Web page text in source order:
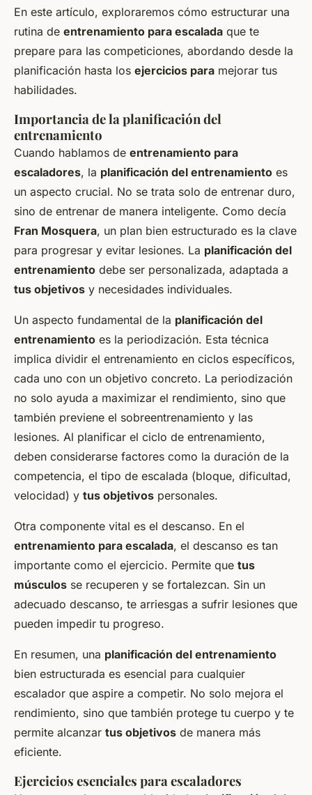
En este artículo, exploraremos cómo estructurar una
rutina de entrenamiento para escalada que te
prepare para las competiciones, abordando desde la
planificación hasta los ejercicios para mejorar tus
habilidades.
Importancia de la planificación del
entrenamiento
Cuando hablamos de entrenamiento para
escaladores, la planificación del entrenamiento es
un aspecto crucial. No se trata solo de entrenar duro,
sino de entrenar de manera inteligente. Como decía
Fran Mosquera, un plan bien estructurado es la clave
para progresar y evitar lesiones. La planificación del
entrenamiento debe ser personalizada, adaptada a
tus objetivos y necesidades individuales.
Un aspecto fundamental de la planificación del
entrenamiento es la periodización. Esta técnica
implica dividir el entrenamiento en ciclos específicos,
cada uno con un objetivo concreto. La periodización
no solo ayuda a maximizar el rendimiento, sino que
también previene el sobreentrenamiento y las
lesiones. Al planificar el ciclo de entrenamiento,
deben considerarse factores como la duración de la
competencia, el tipo de escalada (bloque, dificultad,
velocidad) y tus objetivos personales.
Otra componente vital es el descanso. En el
entrenamiento para escalada, el descanso es tan
importante como el ejercicio. Permite que tus
músculos se recuperen y se fortalezcan. Sin un
adecuado descanso, te arriesgas a sufrir lesiones que
pueden impedir tu progreso.
En resumen, una planificación del entrenamiento
bien estructurada es esencial para cualquier
escalador que aspire a competir. No solo mejora el
rendimiento, sino que también protege tu cuerpo y te
permite alcanzar tus objetivos de manera más
eficiente.
Ejercicios esenciales para escaladores